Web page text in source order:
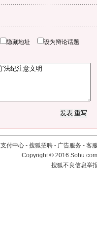
隐藏地址 设为辩论话题
支付中心 - 搜狐招聘 - 广告服务 - 客
Copyright©2016
搜狐不良信息举